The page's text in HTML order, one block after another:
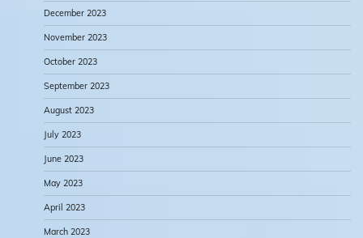
December 2023
November 2023
October 2023
September 2023
August 2023
July 2023
June 2023
May 2023
April 2023
March 2023